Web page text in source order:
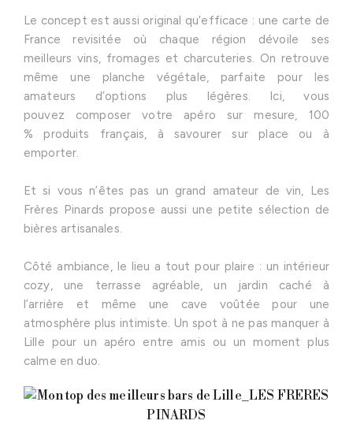
Le concept est aussi original qu’efficace : une carte de
France revisitée où chaque région dévoile ses
meilleurs vins, fromages et charcuteries. On retrouve
même une planche végétale, parfaite pour les
amateurs d’options plus légères. Ici, vous
pouvez composer votre apéro sur mesure, 100
% produits français, à savourer sur place ou à
emporter.
Et si vous n’êtes pas un grand amateur de vin, Les
Frères Pinards propose aussi une petite sélection de
bières artisanales.
Côté ambiance, le lieu a tout pour plaire : un intérieur
cozy, une terrasse agréable, un jardin caché à
l’arrière et même une cave voûtée pour une
atmosphère plus intimiste. Un spot à ne pas manquer à
Lille pour un apéro entre amis ou un moment plus
calme en duo.